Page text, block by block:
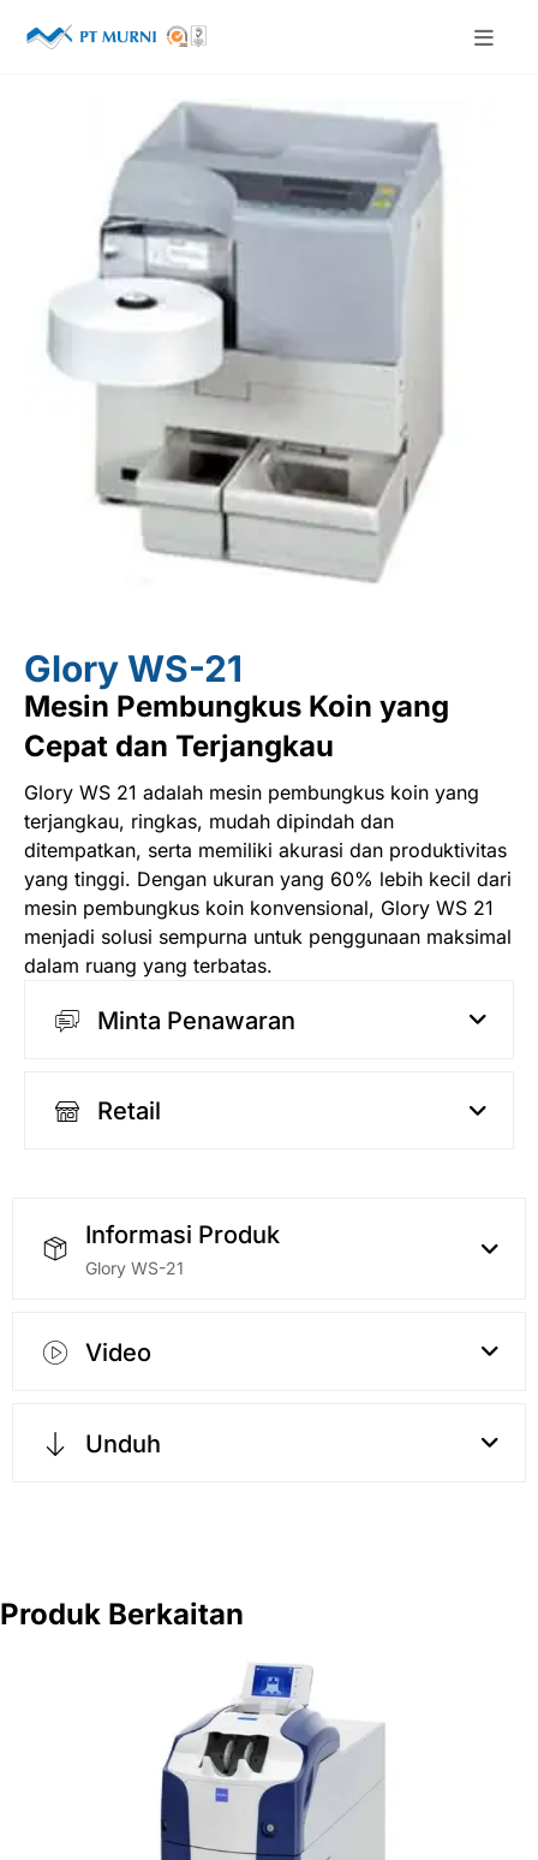
Glory WS-21
Mesin Pembungkus Koin yang
Cepat dan Terjangkau
Glory WS 21 adalah mesin pembungkus koin yang
terjangkau, ringkas, mudah dipindah dan
ditempatkan, serta memiliki akurasi dan produktivitas
yang tinggi. Dengan ukuran yang 60% lebih kecil dari
mesin pembungkus koin konvensional, Glory WS 21
menjadi solusi sempurna untuk penggunaan maksimal
dalam ruang yang terbatas.
Minta Penawaran
Retail
Informasi Produk
Glory WS-21
Video
Unduh
Produk Berkaitan